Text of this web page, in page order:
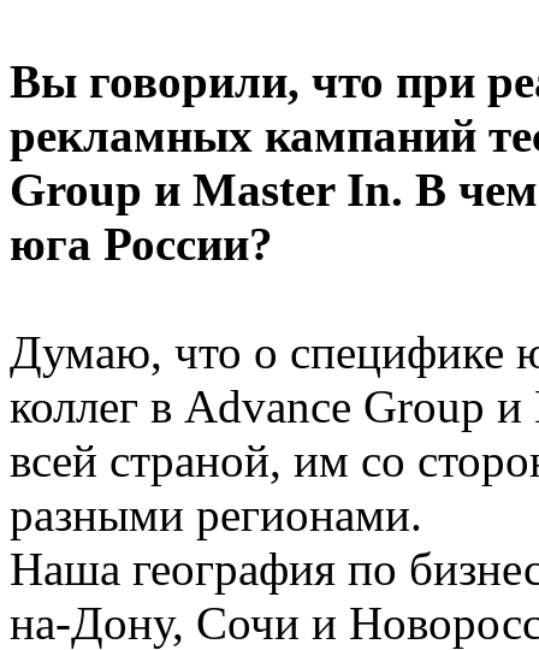
Вы говорили, что при
рекламных кампаний
Group и Master In. В
юга России?
Думаю, что о специфике
коллег в Advance Group
всей страной, им со
разными регионами.
Наша география по
на-Дону, Сочи и